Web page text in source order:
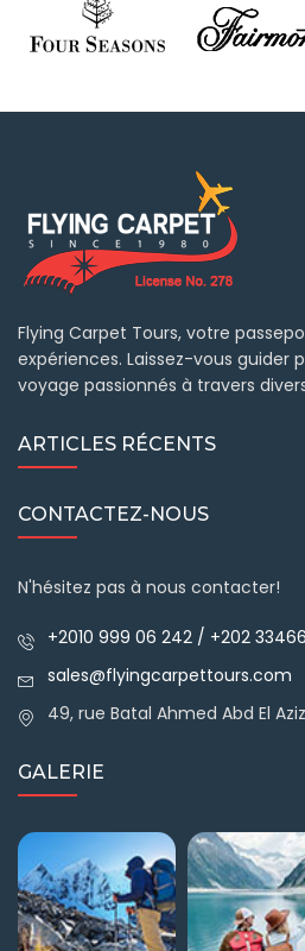
Flying Carpet Tours, votre
expériences. Laissez-vous guider
voyage passionnés à travers
ARTICLES RÉCENTS
CONTACTEZ-NOUS
N'hésitez pas à nous contacter!
+2010 999 06 242 / +202
sales@flyingcarpettours.com
49, rue Batal Ahmed Abd El
GALERIE